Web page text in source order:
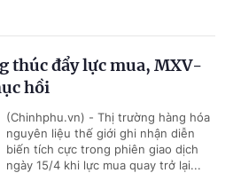
thúc đẩy lực mua, MXV-
hồi
(Chinhphu.vn) - Thị trường hàng hóa
nguyên liệu thế giới ghi nhận diễn
biến tích cực trong phiên giao dịch
ngày 15/4 khi lực mua quay trở lại...